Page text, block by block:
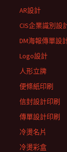
AR設計
CIS企業識別設
DM海報傳單設
Logo設計
人形立牌
便條紙印刷
信封設計印刷
傳單設計印刷
冷燙名片
冷燙彩盒